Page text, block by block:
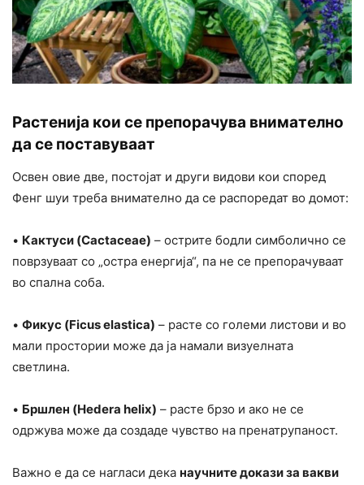
Растенија кои се препорачува внимателно
да се поставуваат
Освен овие две, постојат и други видови кои според
Фенг шуи треба внимателно да се распоредат во домот:
• Кактуси (Cactaceae) – острите бодли симболично се
поврзуваат со „остра енергија“, па не се препорачуваат
во спална соба.
• Фикус (Ficus elastica) – расте со големи листови и во
мали простории може да ја намали визуелната
светлина.
• Бршлен (Hedera helix) – расте брзо и ако не се
одржува може да создаде чувство на пренатрупаност.
Важно е да се нагласи дека научните докази за вакви